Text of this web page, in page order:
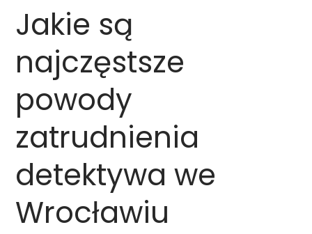
Jakie są
najczęstsze
powody
zatrudnienia
detektywa we
Wrocławiu